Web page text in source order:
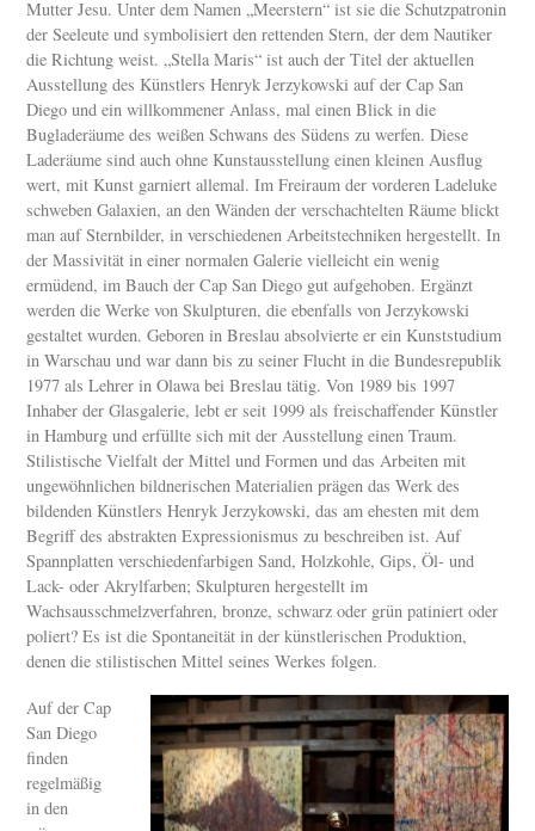
Mutter Jesu. Unter dem Namen „Meerstern“ ist sie die Schutzpatronin
der Seeleute und symbolisiert den rettenden Stern, der dem Nautiker
die Richtung weist. „Stella Maris“ ist auch der Titel der aktuellen
Ausstellung des Künstlers Henryk Jerzykowski auf der Cap San
Diego und ein willkommener Anlass, mal einen Blick in die
Bugladeräume des weißen Schwans des Südens zu werfen. Diese
Laderäume sind auch ohne Kunstausstellung einen kleinen Ausflug
wert, mit Kunst garniert allemal. Im Freiraum der vorderen Ladeluke
schweben Galaxien, an den Wänden der verschachtelten Räume blickt
man auf Sternbilder, in verschiedenen Arbeitstechniken hergestellt. In
der Massivität in einer normalen Galerie vielleicht ein wenig
ermüdend, im Bauch der Cap San Diego gut aufgehoben. Ergänzt
werden die Werke von Skulpturen, die ebenfalls von Jerzykowski
gestaltet wurden. Geboren in Breslau absolvierte er ein Kunststudium
in Warschau und war dann bis zu seiner Flucht in die Bundesrepublik
1977 als Lehrer in Olawa bei Breslau tätig. Von 1989 bis 1997
Inhaber der Glasgalerie, lebt er seit 1999 als freischaffender Künstler
in Hamburg und erfüllte sich mit der Ausstellung einen Traum.
Stilistische Vielfalt der Mittel und Formen und das Arbeiten mit
ungewöhnlichen bildnerischen Materialien prägen das Werk des
bildenden Künstlers Henryk Jerzykowski, das am ehesten mit dem
Begriff des abstrakten Expressionismus zu beschreiben ist. Auf
Spannplatten verschiedenfarbigen Sand, Holzkohle, Gips, Öl- und
Lack- oder Akrylfarben; Skulpturen hergestellt im
Wachsausschmelzverfahren, bronze, schwarz oder grün patiniert oder
poliert? Es ist die Spontaneität in der künstlerischen Produktion,
denen die stilistischen Mittel seines Werkes folgen.
Auf der Cap
San Diego
finden
regelmäßig
in den